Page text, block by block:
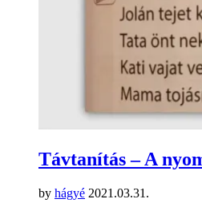
Távtanítás – A
by hágyé 2021.03.31.